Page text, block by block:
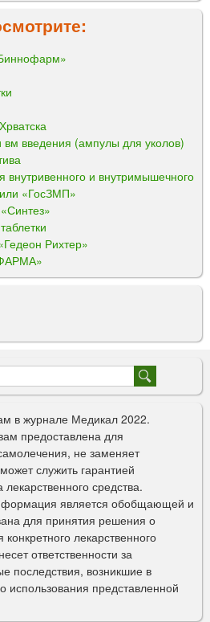
вм введения (ампулы для уколов)
и внутримышечного
«ГосЗМП»
Рихтер»
в журнале Медикал 2022.
предоставлена для
не заменяет
служить гарантией
средства.
является обобщающей и
для принятия решения о
лекарственного
ответственности за
последствия, возникшие в
использования представленной